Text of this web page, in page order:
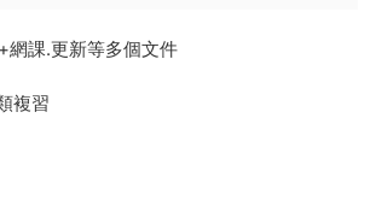
課.更新等多個文件
複習